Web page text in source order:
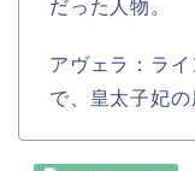
だった人物。
アヴェラ：ラ
で、皇太子妃の